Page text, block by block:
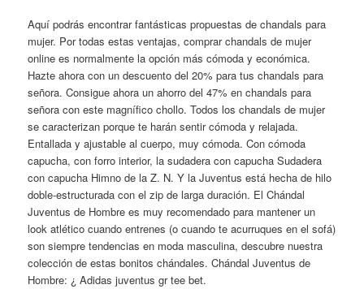
Aquí podrás encontrar fantásticas propuestas de chandals para
mujer. Por todas estas ventajas, comprar chandals de mujer
online es normalmente la opción más cómoda y económica.
Hazte ahora con un descuento del 20% para tus chandals para
señora. Consigue ahora un ahorro del 47% en chandals para
señora con este magnífico chollo. Todos los chandals de mujer
se caracterizan porque te harán sentir cómoda y relajada.
Entallada y ajustable al cuerpo, muy cómoda. Con cómoda
capucha, con forro interior, la sudadera con capucha Sudadera
con capucha Himno de la Z. N. Y la Juventus está hecha de hilo
doble-estructurada con el zip de larga duración. El Chándal
Juventus de Hombre es muy recomendado para mantener un
look atlético cuando entrenes (o cuando te acurruques en el sofá)
son siempre tendencias en moda masculina, descubre nuestra
colección de estas bonitos chándales. Chándal Juventus de
Hombre: ¿ Adidas juventus gr tee bet.